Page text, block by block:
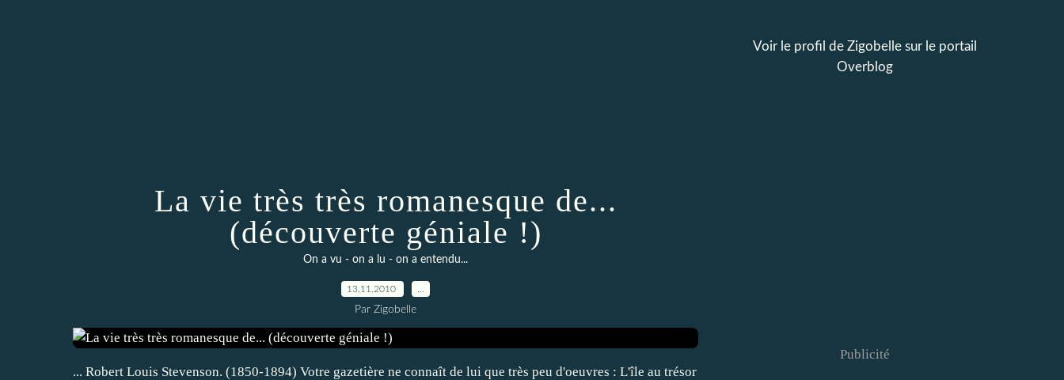
La vie très très romanesque de...
(découverte géniale !)
On a vu - on a lu - on a entendu...
13.11.2010
Par Zigobelle
... Robert Louis Stevenson. (1850-1894) Votre gazetière ne connaît de lui que très peu d'oeuvres : L'île au trésor
Voir le profil de Zigobellesur le portail
Overblog
Publicité